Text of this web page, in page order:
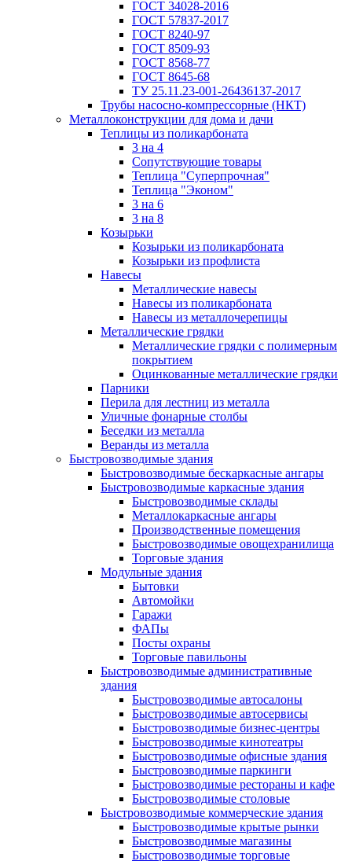
ГОСТ 34028-2016
ГОСТ 57837-2017
ГОСТ 8240-97
ГОСТ 8509-93
ГОСТ 8568-77
ГОСТ 8645-68
ТУ 25.11.23-001-26436137-2017
Трубы насосно-компрессорные (НКТ)
Металлоконструкции для дома и дачи
Теплицы из поликарбоната
3 на 4
Сопутствующие товары
Теплица "Суперпрочная"
Теплица "Эконом"
3 на 6
3 на 8
Козырьки
Козырьки из поликарбоната
Козырьки из профлиста
Навесы
Металлические навесы
Навесы из поликарбоната
Навесы из металлочерепицы
Металлические грядки
Металлические грядки с полимерным
покрытием
Оцинкованные металлические грядки
Парники
Перила для лестниц из металла
Уличные фонарные столбы
Беседки из металла
Веранды из металла
Быстровозводимые здания
Быстровозводимые бескаркасные ангары
Быстровозводимые каркасные здания
Быстровозводимые склады
Металлокаркасные ангары
Производственные помещения
Быстровозводимые овощехранилища
Торговые здания
Модульные здания
Бытовки
Автомойки
Гаражи
ФАПы
Посты охраны
Торговые павильоны
Быстровозводимые административные
здания
Быстровозводимые автосалоны
Быстровозводимые автосервисы
Быстровозводимые бизнес-центры
Быстровозводимые кинотеатры
Быстровозводимые офисные здания
Быстровозводимые паркинги
Быстровозводимые рестораны и кафе
Быстровозводимые столовые
Быстровозводимые коммерческие здания
Быстровозводимые крытые рынки
Быстровозводимые магазины
Быстровозводимые торговые